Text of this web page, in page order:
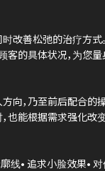
改善松弛的治疗方式
客的具体状况，为您
向，乃至前后配合的
也能根据需求强化改
线• 追求小脸效果•